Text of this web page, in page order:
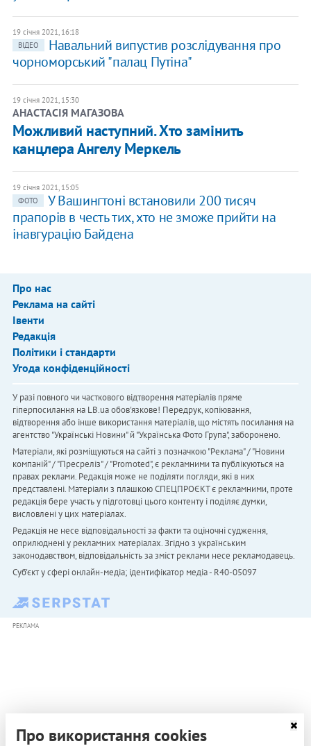
19 січня 2021, 16:18
ВІДЕО
Навальний випустив розслідування про
чорноморський "палац Путіна"
19 січня 2021, 15:30
​АНАСТАСІЯ МАГАЗОВА
Можливий наступний. Хто замінить
канцлера Ангелу Меркель
19 січня 2021, 15:05
ФОТО
У Вашингтоні встановили 200 тисяч
прапорів в честь тих, хто не зможе прийти на
інавгурацію Байдена
Про нас
Реклама на сайті
Івенти
Редакція
Політики і стандарти
Угода конфіденційності
У разі повного чи часткового відтворення матеріалів пряме
гіперпосилання на LB.ua обов'язкове! Передрук, копіювання,
відтворення або інше використання матеріалів, що містять посилання на
агентство "Українськi Новини" й "Українська Фото Група", заборонено.
Матеріали, які розміщуються на сайті з позначкою "Реклама" / "Новини
компаній" / "Пресреліз" / "Promoted", є рекламними та публікуються на
правах реклами. Редакція може не поділяти погляди, які в них
представлені. Матеріали з плашкою СПЕЦПРОЄКТ є рекламними, проте
редакція бере участь у підготовці цього контенту і поділяє думки,
висловлені у цих матеріалах.
Редакція не несе відповідальності за факти та оціночні судження,
оприлюднені у рекламних матеріалах. Згідно з українським
законодавством, відповідальність за зміст реклами несе рекламодавець.
Cуб'єкт у сфері онлайн-медіа; ідентифікатор медіа - R40-05097
РЕКЛАМА
Про використання cookies